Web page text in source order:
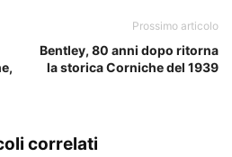
Prossimo articolo
Bentley, 80 anni dopo ritorna
la storica Corniche del 1939
correlati